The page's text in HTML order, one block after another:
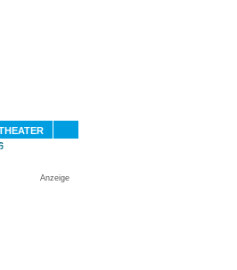
Anzeige